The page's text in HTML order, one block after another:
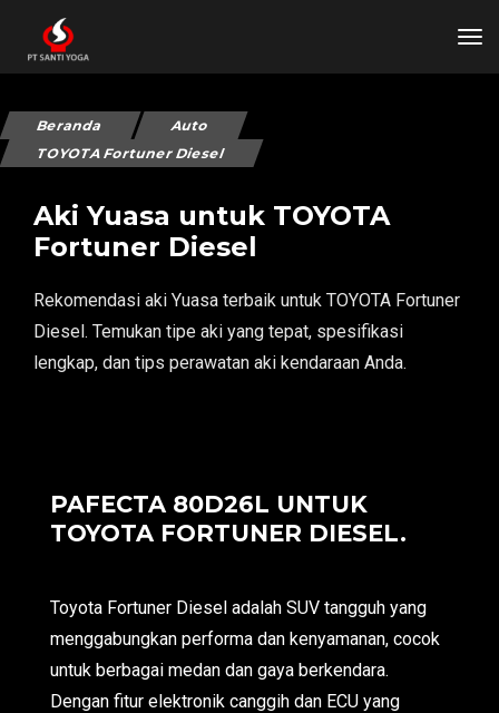
Beranda
Auto
TOYOTA Fortuner Diesel
Aki Yuasa untuk TOYOTA
Fortuner Diesel
Rekomendasi aki Yuasa terbaik untuk TOYOTA Fortuner
Diesel. Temukan tipe aki yang tepat, spesifikasi
lengkap, dan tips perawatan aki kendaraan Anda.
PAFECTA 80D26L UNTUK
TOYOTA FORTUNER DIESEL.
Toyota Fortuner Diesel adalah SUV tangguh yang
menggabungkan performa dan kenyamanan, cocok
untuk berbagai medan dan gaya berkendara.
Dengan fitur elektronik canggih dan ECU yang